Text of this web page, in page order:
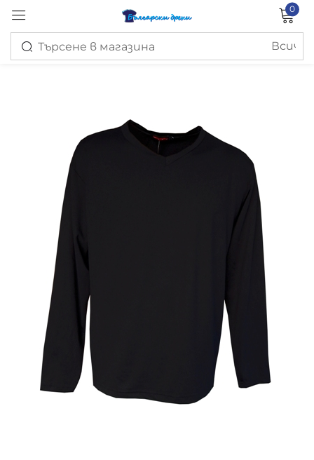
0
Вход
Запомни ме Изгубена парола?